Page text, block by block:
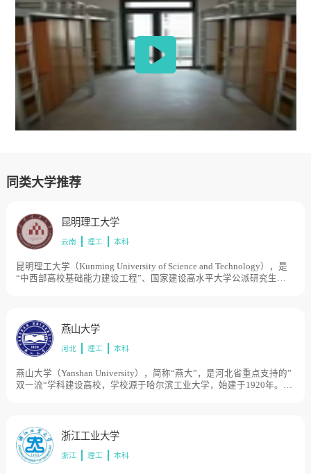
同类大学推荐
昆明理工大学
云南 理工 本科
昆明理工大学（Kunming University of Science and Technology），是
“中西部高校基础能力建设工程”、国家建设高水平大学公派研究生项
云南工业大学，历史起点可追溯到清宣统二年（1910年）。1999年，
两校合并组建成新昆明理工大学。2004年，云南省分析测试中心并
入。目前学校总体占地面积3915亩。
燕山大学
河北 理工 本科
燕山大学（Yanshan University），简称“燕大”，是河北省重点支持的”
双一流“学科建设高校，学校源于哈尔滨工业大学，始建于1920年。
1978年确定为全国重点高等院校。1985年至1997年学校整体南迁秦皇
岛市。1997年经原国家教委批准，更名燕山大学。1998年，由原机械
工业部划转到河北省，实行中央与地方共建，以河北省管理为主。
浙江工业大学
浙江 理工 本科